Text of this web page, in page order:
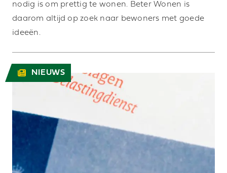
nodig is om prettig te wonen. Beter Wonen is
daarom altijd op zoek naar bewoners met goede
ideeën.
NIEUWS